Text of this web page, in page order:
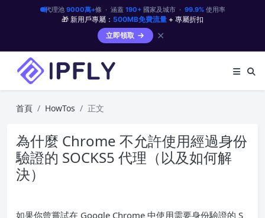
代理池 9000萬+條 · 涵蓋 190+國家及城市 · 99.9%使用率
🎁 新用戶專屬： 500MB免費流量 + 專屬折扣
立即領取
✕
首頁 HowTos 正文
為什麼 Chrome 不允許使用經過身份
驗證的 SOCKS5 代理（以及如何解
決）
如果你曾嘗試在 Google Chrome 中使用需要身份驗證的 S